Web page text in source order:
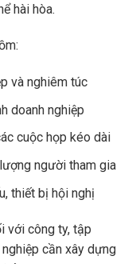
hài hòa.
và nghiêm túc
doanh nghiệp
cuộc họp kéo dài
người tham gia
thiết bị hội nghị
với công ty, tập
cần xây dựng